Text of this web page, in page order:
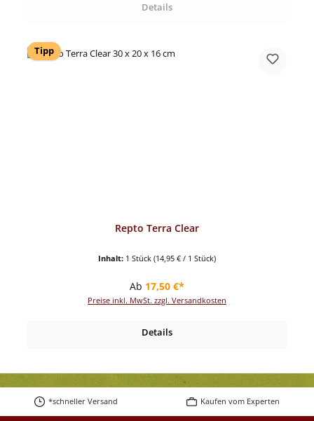
Details
Tipp
Repto Terra Clear
Inhalt: 1 Stück (14,95 € / 1 Stück)
Regulärer Preis:
Ab 17,50 €*
Preise inkl. MwSt. zzgl. Versandkosten
Details
*schneller Versand Kaufen vom Experten